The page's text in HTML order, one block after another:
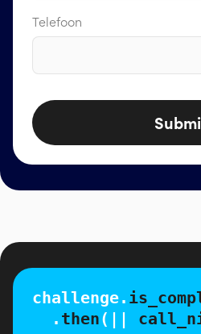
Telefoon
challenge.
. then(||